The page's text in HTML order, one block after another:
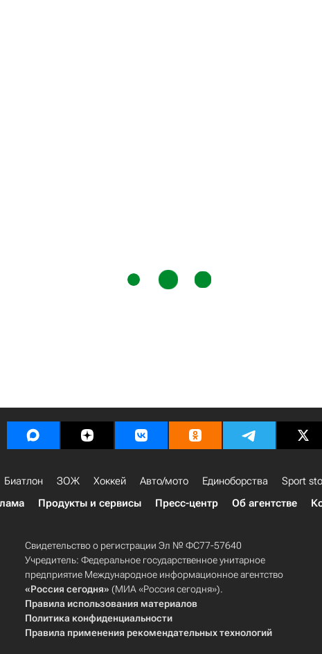
Биатлон ЗОЖ Хоккей Авто/мото Единоборства Sport
Продукты и сервисы Пресс-центр Об агентстве
Свидетельство о регистрации Эл № ФС77-57640
Учредитель: Федеральное государственное унитарное
предприятие Международное информационное агентство
«Россия сегодня» (МИА «Россия сегодня»).
Правила использования материалов
Политика конфиденциальности
Правила применения рекомендательных технологий